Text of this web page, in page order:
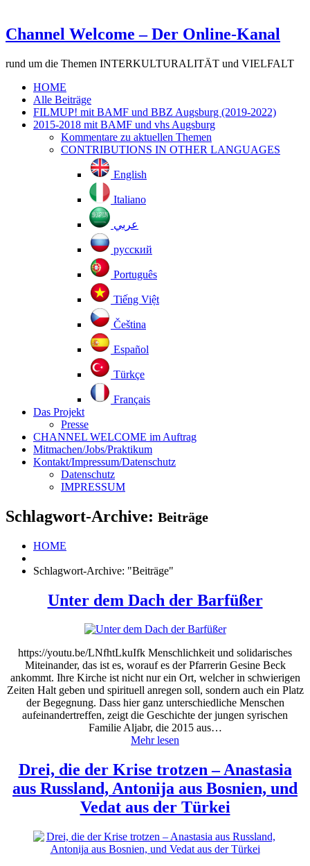
Channel Welcome – Der Online-Kanal
rund um die Themen INTERKULTURALITÄT und VIELFALT
HOME
Alle Beiträge
FILMUP! mit BAMF und BBZ Augsburg (2019-2022)
2015-2018 mit BAMF und vhs Augsburg
Kommentare zu aktuellen Themen
CONTRIBUTIONS IN OTHER LANGUAGES
English
Italiano
عربي
русский
Português
Tiếng Việt
Čeština
Español
Türkçe
Français
Das Projekt
Presse
CHANNEL WELCOME im Auftrag
Mitmachen/Jobs/Praktikum
Kontakt/Impressum/Datenschutz
Datenschutz
IMPRESSUM
Schlagwort-Archive: Beiträge
HOME
Schlagwort-Archive: "Beiträge"
Unter dem Dach der Barfüßer
https://youtu.be/LNfhtLkuIfk Menschlichkeit und solidarisches
Miteinander, das ist es, worauf es der Pfarrerin Gesine Beck
ankommt. Ihre Kirche ist nicht nur ein Ort, welcher in schwierigen
Zeiten Halt geben und spirituell anregen soll, sondern auch ein Platz
der Begegnung. Dass hier ganz unterschiedliche Menschen
aufeinandertreffen, zeigt die Geschichte der jungen syrischen
Familie Aljabr, die 2015 aus…
Mehr lesen
Drei, die der Krise trotzen – Anastasia
aus Russland, Antonija aus Bosnien, und
Vedat aus der Türkei